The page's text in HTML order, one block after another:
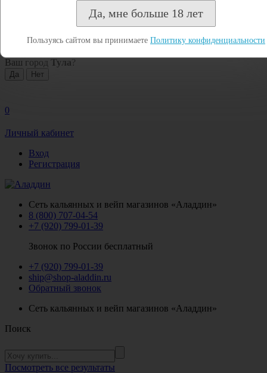
Посмотреть все результаты
Ваш город Тула ?
0
Личный кабинет
Вход
Регистрация
Сеть кальянных и вейп магазинов «Аладдин»
8 (800) 707-04-54
+7 (920) 799-01-39
Звонок по России бесплатный
+7 (920) 799-01-39
ship@shop-aladdin.ru
Обратный звонок
Сеть кальянных и вейп магазинов «Аладдин»
Поиск
Посмотреть все результаты
Да, мне больше 18 лет
Пользуясь сайтом вы принимаете Политику конфиденциальности